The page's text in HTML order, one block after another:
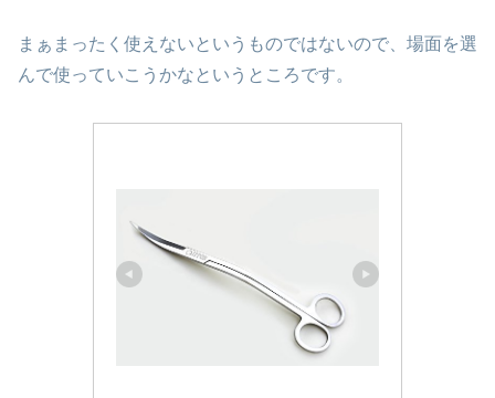
まぁまったく使えないというものではないので、場面を選
んで使っていこうかなというところです。